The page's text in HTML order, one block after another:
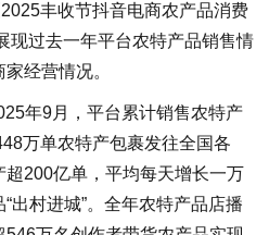
丰收节抖音电商农产品消费
现过去一年平台农特产品销售情
经营情况。
年9月，平台累计销售农特产
万单农特产包裹发往全国各
200亿单，平均每天增长一万
出村进城”。全年农特产品店播